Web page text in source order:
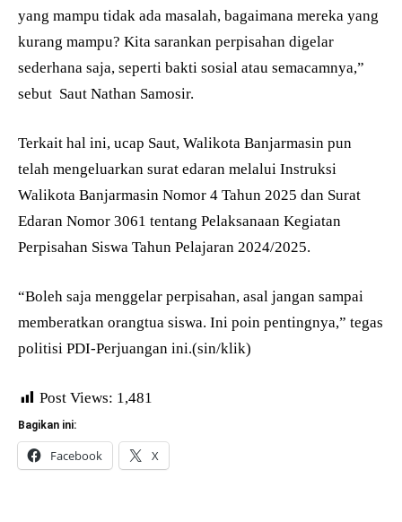
yang mampu tidak ada masalah, bagaimana mereka yang
kurang mampu? Kita sarankan perpisahan digelar
sederhana saja, seperti bakti sosial atau semacamnya,”
sebut Saut Nathan Samosir.
Terkait hal ini, ucap Saut, Walikota Banjarmasin pun
telah mengeluarkan surat edaran melalui Instruksi
Walikota Banjarmasin Nomor 4 Tahun 2025 dan Surat
Edaran Nomor 3061 tentang Pelaksanaan Kegiatan
Perpisahan Siswa Tahun Pelajaran 2024/2025.
“Boleh saja menggelar perpisahan, asal jangan sampai
memberatkan orangtua siswa. Ini poin pentingnya,” tegas
politisi PDI-Perjuangan ini.(sin/klik)
Post Views: 1,481
Bagikan ini:
Facebook X